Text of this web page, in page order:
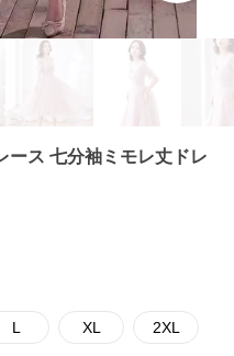
ース 七分袖ミモレ丈ドレ
L XL 2XL